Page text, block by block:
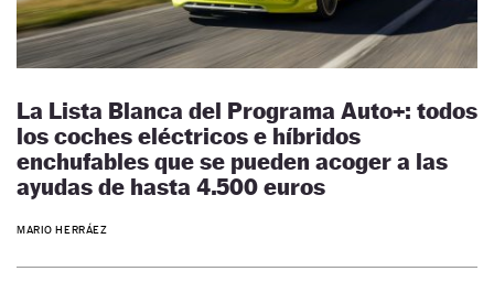
La Lista Blanca del Programa Auto+: todos
los coches eléctricos e híbridos
enchufables que se pueden acoger a las
ayudas de hasta 4.500 euros
MARIO HERRÁEZ